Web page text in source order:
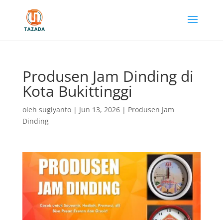
Produsen Jam Dinding di
Kota Bukittinggi
oleh sugiyanto| Jun 13, 2026| Produsen Jam
Dinding